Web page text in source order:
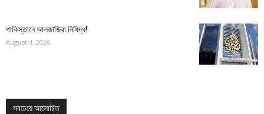
পাকিস্তানে আলজাজিরা নিষিদ্ধ!
August 4, 2026
সবচেয়ে আলোচিত